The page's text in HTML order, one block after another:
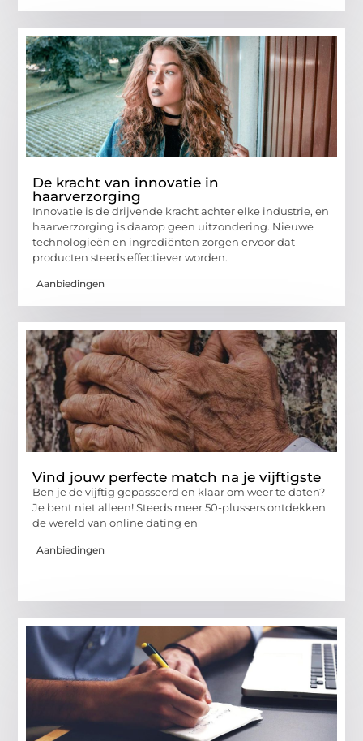
De kracht van innovatie in
haarverzorging
Innovatie is de drijvende kracht achter elke industrie, en
haarverzorging is daarop geen uitzondering. Nieuwe
technologieën en ingrediënten zorgen ervoor dat
producten steeds effectiever worden.
Aanbiedingen
Vind jouw perfecte match na je vijftigste
Ben je de vijftig gepasseerd en klaar om weer te daten?
Je bent niet alleen! Steeds meer 50-plussers ontdekken
de wereld van online dating en
Aanbiedingen